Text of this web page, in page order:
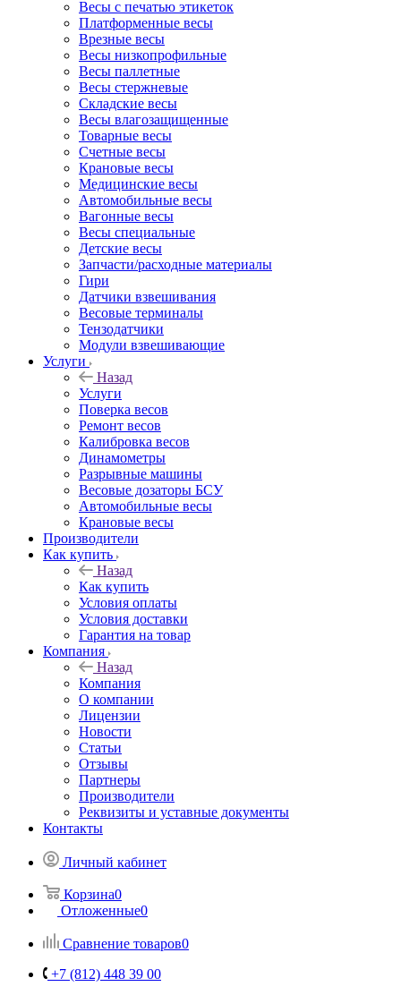
Весы с печатью этикеток
Платформенные весы
Врезные весы
Весы низкопрофильные
Весы паллетные
Весы стержневые
Складские весы
Весы влагозащищенные
Товарные весы
Счетные весы
Крановые весы
Медицинские весы
Автомобильные весы
Вагонные весы
Весы специальные
Детские весы
Запчасти/расходные материалы
Гири
Датчики взвешивания
Весовые терминалы
Тензодатчики
Модули взвешивающие
Услуги
Назад
Услуги
Поверка весов
Ремонт весов
Калибровка весов
Динамометры
Разрывные машины
Весовые дозаторы БСУ
Автомобильные весы
Крановые весы
Производители
Как купить
Назад
Как купить
Условия оплаты
Условия доставки
Гарантия на товар
Компания
Назад
Компания
О компании
Лицензии
Новости
Статьи
Отзывы
Партнеры
Производители
Реквизиты и уставные документы
Контакты
Личный кабинет
Корзина0
Отложенные0
Сравнение товаров0
+7 (812) 448 39 00